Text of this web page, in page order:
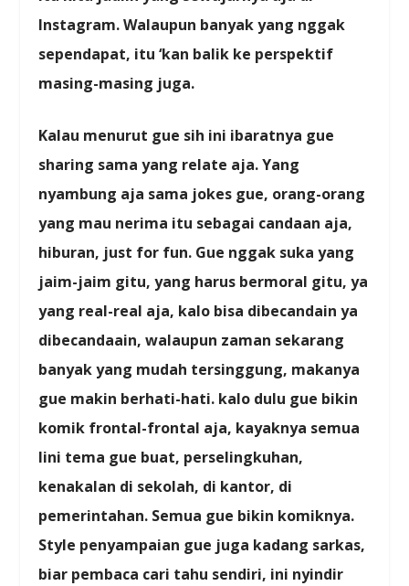
Instagram. Walaupun banyak yang nggak
sependapat, itu ‘kan balik ke perspektif
masing-masing juga.
Kalau menurut gue sih ini ibaratnya gue
sharing sama yang relate aja. Yang
nyambung aja sama jokes gue, orang-orang
yang mau nerima itu sebagai candaan aja,
hiburan, just for fun. Gue nggak suka yang
jaim-jaim gitu, yang harus bermoral gitu, ya
yang real-real aja, kalo bisa dibecandain ya
dibecandaain, walaupun zaman sekarang
banyak yang mudah tersinggung, makanya
gue makin berhati-hati. kalo dulu gue bikin
komik frontal-frontal aja, kayaknya semua
lini tema gue buat, perselingkuhan,
kenakalan di sekolah, di kantor, di
pemerintahan. Semua gue bikin komiknya.
Style penyampaian gue juga kadang sarkas,
biar pembaca cari tahu sendiri, ini nyindir